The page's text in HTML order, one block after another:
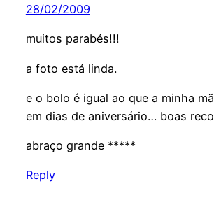
28/02/2009
muitos parabés!!!
a foto está linda.
e o bolo é igual ao que a minha
em dias de aniversário… boas
abraço grande *****
Reply